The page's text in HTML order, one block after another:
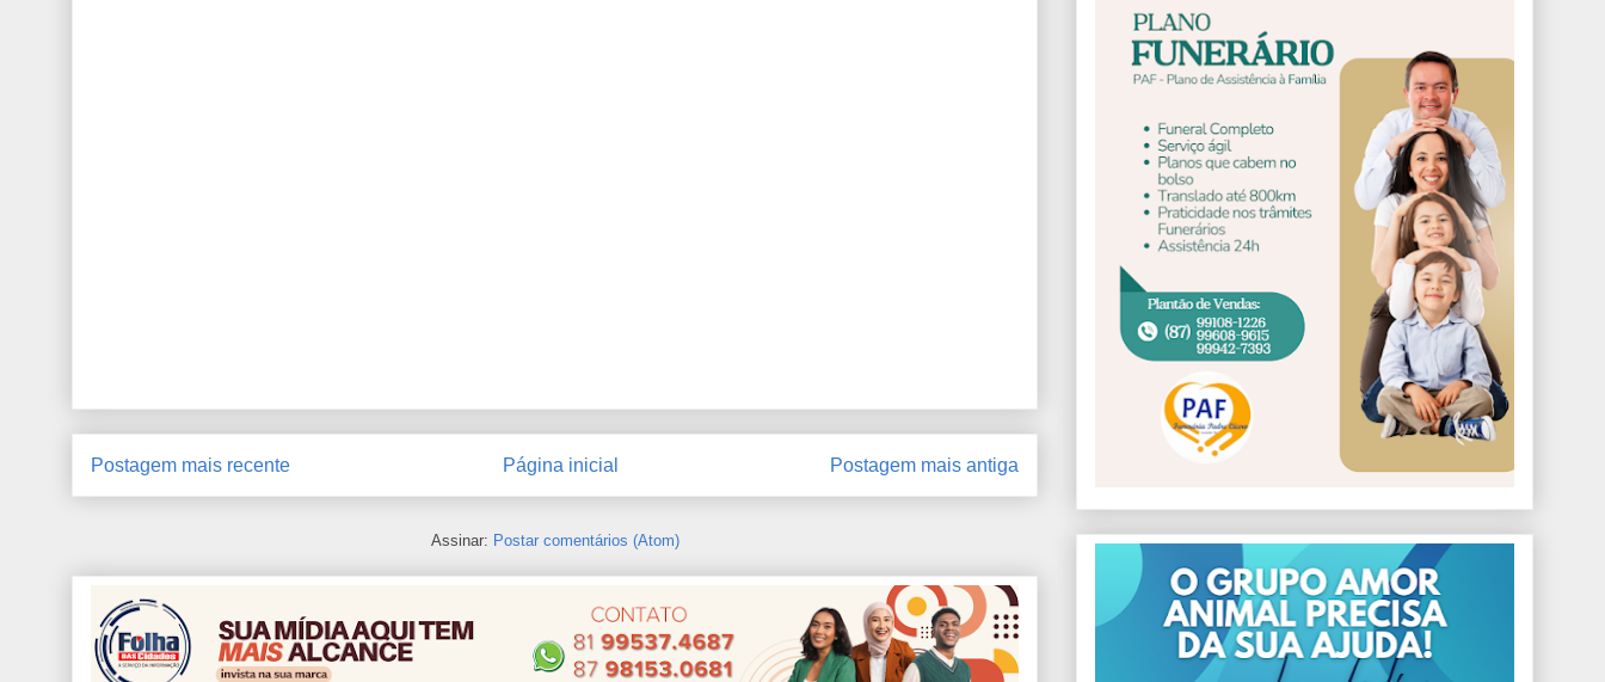
Postagem mais recente Postagem mais antiga
Página inicial
Assinar: Postar comentários (Atom)